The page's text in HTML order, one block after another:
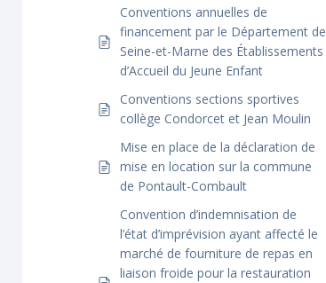
Conventions annuelles de
financement par le Département de
Seine-et-Marne des Établissements
d’Accueil du Jeune Enfant
Conventions sections sportives
collège Condorcet et Jean Moulin
Mise en place de la déclaration de
mise en location sur la commune
de Pontault-Combault
Convention d’indemnisation de
l’état d’imprévision ayant affecté le
marché de fourniture de repas en
liaison froide pour la restauration